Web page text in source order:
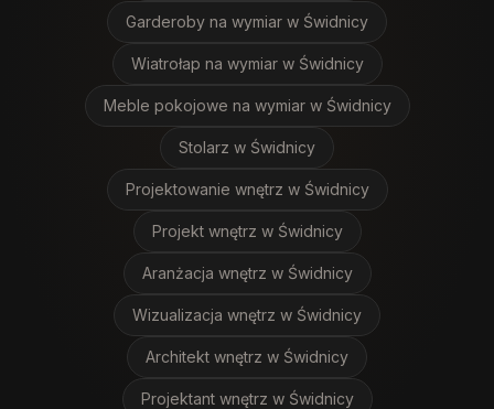
Garderoby na wymiar w Świdnicy
Wiatrołap na wymiar w Świdnicy
Meble pokojowe na wymiar w Świdnicy
Stolarz w Świdnicy
Projektowanie wnętrz w Świdnicy
Projekt wnętrz w Świdnicy
Aranżacja wnętrz w Świdnicy
Wizualizacja wnętrz w Świdnicy
Architekt wnętrz w Świdnicy
Projektant wnętrz w Świdnicy